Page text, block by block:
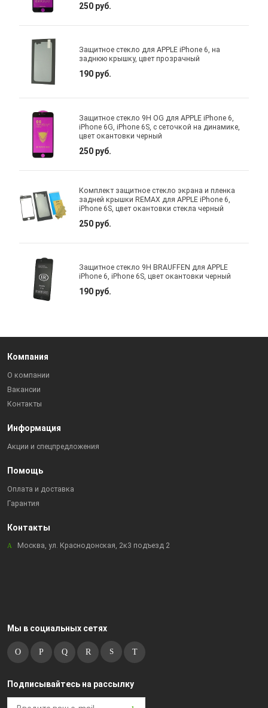
250 руб.
Защитное стекло для APPLE iPhone 6, на
заднюю крышку, цвет прозрачный
190 руб.
Защитное стекло 9H OG для APPLE iPhone 6,
iPhone 6G, iPhone 6S, с сеточкой на динамике,
цвет окантовки черный
250 руб.
Комплект защитное стекло экрана и пленка
задней крышки REMAX для APPLE iPhone 6,
iPhone 6S, цвет окантовки стекла черный
250 руб.
Защитное стекло 9H BRAUFFEN для APPLE
iPhone 6, iPhone 6S, цвет окантовки черный
190 руб.
Компания
О компании
Вакансии
Контакты
Информация
Акции и спецпредложения
Помощь
Оплата и доставка
Гарантия
Контакты
Москва, ул. Краснодонская, 2к3 подъезд 2
Мы в социальных сетях
Подписывайтесь на рассылку